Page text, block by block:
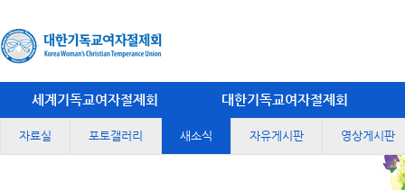
세계기독교여자절제회 대한기독교여자절제회
자료실 포토갤러리 새소식 자유게시판 영상게시판